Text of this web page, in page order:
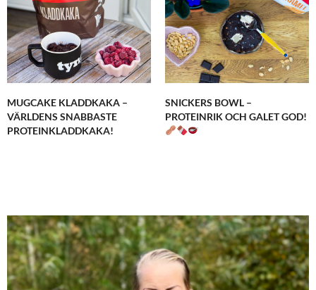
MUGCAKE KLADDKAKA –
VÄRLDENS SNABBASTE
PROTEINKLADDKAKA!
SNICKERS BOWL –
PROTEINRIK OCH GALET GOD!